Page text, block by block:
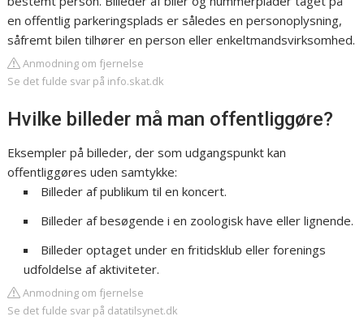
en offentlig parkeringsplads er således en personoplysning,
såfremt bilen tilhører en person eller enkeltmandsvirksomhed.
Anmodning om fjernelse
Se det fulde svar på info.skat.dk
Hvilke billeder må man offentliggøre?
Eksempler på billeder, der som udgangspunkt kan
offentliggøres uden samtykke:
Billeder af publikum til en koncert.
Billeder af besøgende i en zoologisk have eller lignende.
Billeder optaget under en fritidsklub eller forenings
udfoldelse af aktiviteter.
Anmodning om fjernelse
Se det fulde svar på datatilsynet.dk